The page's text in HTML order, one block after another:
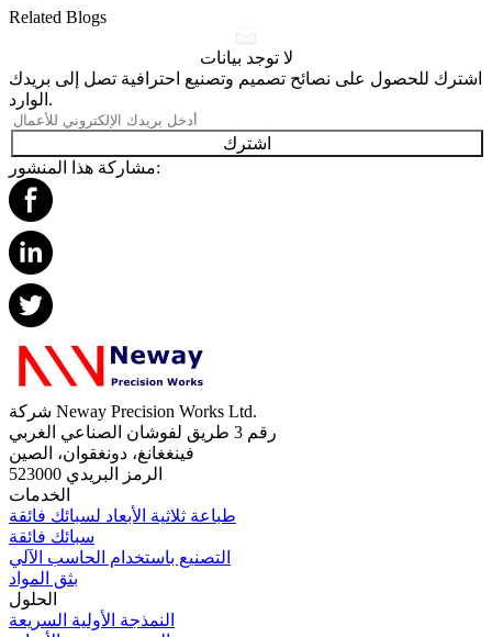
Related Blogs
لا توجد بيانات
اشترك للحصول على نصائح تصميم وتصنيع احترافية تصل إلى بريدك
الوارد.
اشترك
مشاركة هذا المنشور:
شركة Neway Precision Works Ltd.
رقم 3 طريق لفوشان الصناعي الغربي
فينغغانغ، دونغقوان، الصين
الرمز البريدي 523000
الخدمات
طباعة ثلاثية الأبعاد لسبائك فائقة
سبائك فائقة
التصنيع باستخدام الحاسب الآلي
بثق المواد
الحلول
النمذجة الأولية السريعة